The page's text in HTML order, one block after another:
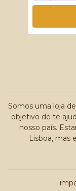
Somos uma loja
objetivo de te
nosso país.
Lisboa, mas